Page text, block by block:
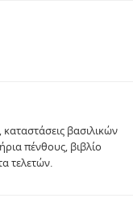
βασιλικών
πένθους, βιβλίο
τελετών.